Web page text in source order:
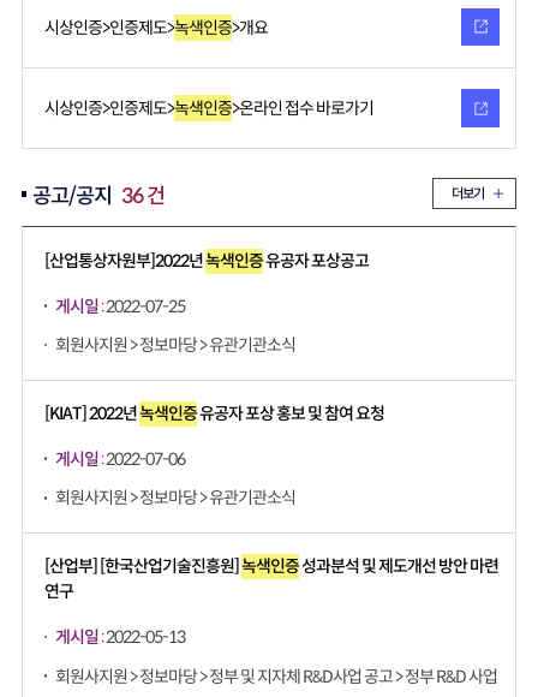
시상인증>인증제도>녹색인증>개요
시상인증>인증제도>녹색인증>온라인 접수 바로가기
공고/공지 36 건 더보기
[산업통상자원부]2022년녹색인증유공자 포상공고
게시일 : 2022-07-25
회원사지원 > 정보마당 > 유관기관소식
[KIAT] 2022년녹색인증유공자 포상 홍보 및 참여 요청
게시일 : 2022-07-06
회원사지원 > 정보마당 > 유관기관소식
[산업부] [한국산업기술진흥원]녹색인증성과분석 및 제도개선 방안 마련
연구
게시일 : 2022-05-13
회원사지원 > 정보마당 > 정부 및 지자체 R&D사업 공고 > 정부 R&D 사업